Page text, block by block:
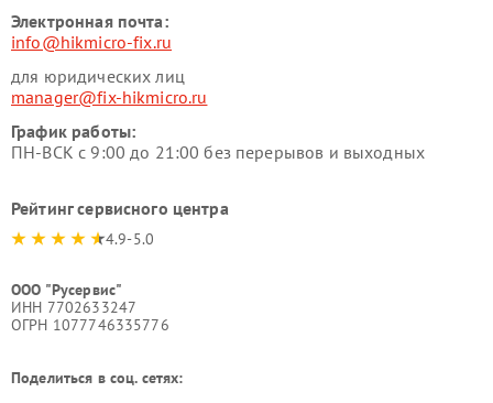
Электронная почта:
info@hikmicro-fix.ru
для юридических лиц
manager@fix-hikmicro.ru
График работы:
ПН-ВСК с 9:00 до 21:00 без перерывов и выходных
Рейтинг сервисного центра
4.9-5.0
ООО "Русервис"
ИНН 7702633247
ОГРН 1077746335776
Поделиться в соц. сетях: